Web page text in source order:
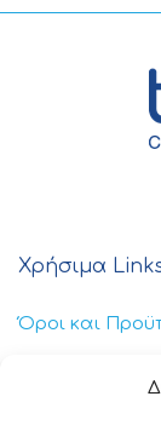
Χρήσιμα
Όροι και
Πολιτική